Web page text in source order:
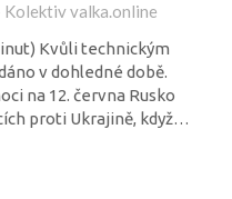
Kolektiv valka.online
Kvůli technickým
v dohledné době.
na 12. června Rusko
proti Ukrajině, když…